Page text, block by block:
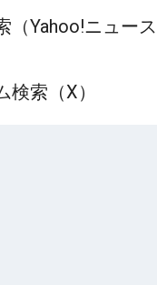
（Yahoo!ニュー
索（X）